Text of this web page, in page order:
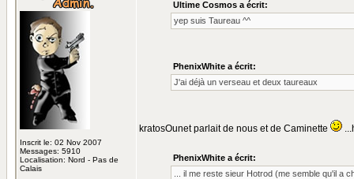
Inscrit le: 02 Nov 2007
Messages: 5910
Localisation: Nord - Pas de
Calais
Ultime Cosmos a écrit:
yep suis Taureau ^^
PhenixWhite a écrit:
J'ai déjà un verseau et deux taureaux
kratosOunet parlait de nous et de Caminette
PhenixWhite a écrit:
... il me reste sieur Hotrod (me semble qu'il a